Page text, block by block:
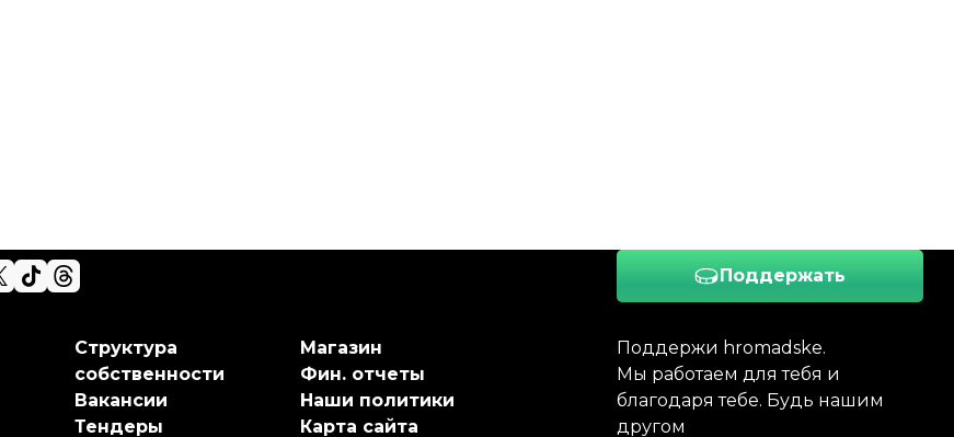
Поддержать
Поддержи hromadske.
Мы работаем для тебя и
благодаря тебе. Будь нашим
другом
Структура
собственности
Вакансии
Тендеры
Магазин
Фин. отчеты
Наши политики
Карта сайта